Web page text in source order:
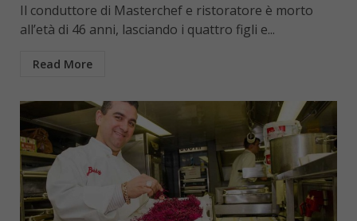
Il conduttore di Masterchef e ristoratore è morto
all’età di 46 anni, lasciando i quattro figli e...
Read More